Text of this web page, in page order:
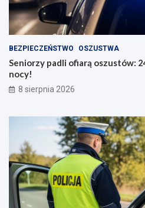
BEZPIECZEŃSTWO OSZUSTWA
Seniorzy padli ofiarą oszustów:
nocy!
8 sierpnia 2026